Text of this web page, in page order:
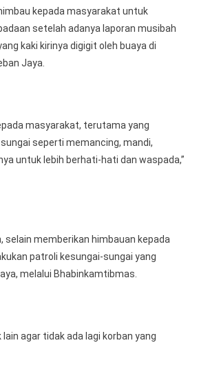
kepada masyarakat untuk
setelah adanya laporan musibah
kaki kirinya digigit oleh buaya di
Jaya.
masyarakat, terutama yang
seperti memancing, mandi,
untuk lebih berhati-hati dan waspada,”
selain memberikan himbauan kepada
patroli kesungai-sungai yang
melalui Bhabinkamtibmas.
lain agar tidak ada lagi korban yang